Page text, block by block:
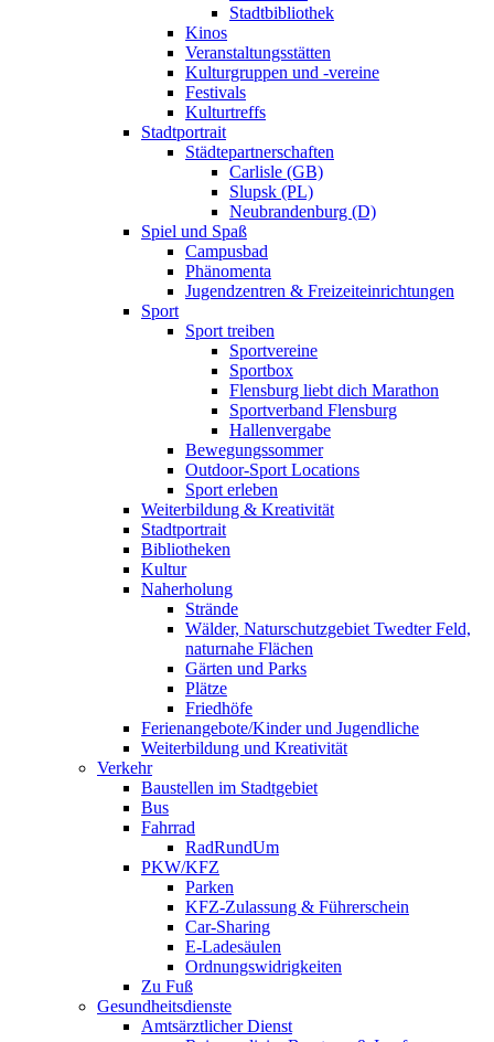
Stadtbibliothek
Kinos
Veranstaltungsstätten
Kulturgruppen und -vereine
Festivals
Kulturtreffs
Stadtportrait
Städtepartnerschaften
Carlisle (GB)
Slupsk (PL)
Neubrandenburg (D)
Spiel und Spaß
Campusbad
Phänomenta
Jugendzentren & Freizeiteinrichtungen
Sport
Sport treiben
Sportvereine
Sportbox
Flensburg liebt dich Marathon
Sportverband Flensburg
Hallenvergabe
Bewegungssommer
Outdoor-Sport Locations
Sport erleben
Weiterbildung & Kreativität
Stadtportrait
Bibliotheken
Kultur
Naherholung
Strände
Wälder, Naturschutzgebiet Twedter Feld,
naturnahe Flächen
Gärten und Parks
Plätze
Friedhöfe
Ferienangebote/Kinder und Jugendliche
Weiterbildung und Kreativität
Verkehr
Baustellen im Stadtgebiet
Bus
Fahrrad
RadRundUm
PKW/KFZ
Parken
KFZ-Zulassung & Führerschein
Car-Sharing
E-Ladesäulen
Ordnungswidrigkeiten
Zu Fuß
Gesundheitsdienste
Amtsärztlicher Dienst